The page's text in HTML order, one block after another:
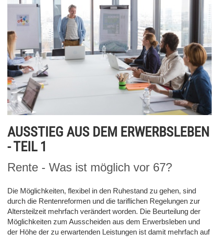
AUSSTIEG AUS DEM ERWERBSLEBEN
- TEIL 1
Rente - Was ist möglich vor 67?
Die Möglichkeiten, flexibel in den Ruhestand zu gehen, sind
durch die Rentenreformen und die tariflichen Regelungen zur
Altersteilzeit mehrfach verändert worden. Die Beurteilung der
Möglichkeiten zum Ausscheiden aus dem Erwerbsleben und
der Höhe der zu erwartenden Leistungen ist damit mehrfach auf